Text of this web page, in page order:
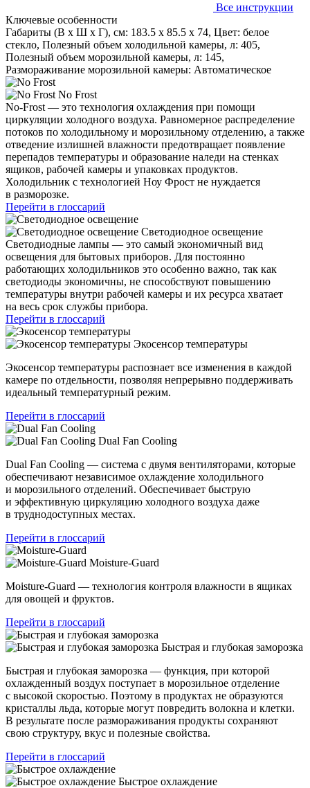
Все инструкции
Ключевые особенности
Габариты (В х Ш х Г), см: 183.5 х 85.5 х 74, Цвет: белое
стекло, Полезный объем холодильной камеры, л: 405,
Полезный объем морозильной камеры, л: 145,
Размораживание морозильной камеры: Автоматическое
No Frost
No-Frost — это технология охлаждения при помощи
циркуляции холодного воздуха. Равномерное распределение
потоков по холодильному и морозильному отделению, а также
отведение излишней влажности предотвращает появление
перепадов температуры и образование наледи на стенках
ящиков, рабочей камеры и упаковках продуктов.
Холодильник с технологией Ноу Фрост не нуждается
в разморозке.
Перейти в глоссарий
Светодиодное освещение
Светодиодные лампы — это самый экономичный вид
освещения для бытовых приборов. Для постоянно
работающих холодильников это особенно важно, так как
светодиоды экономичны, не способствуют повышению
температуры внутри рабочей камеры и их ресурса хватает
на весь срок службы прибора.
Перейти в глоссарий
Экосенсор температуры
Экосенсор температуры распознает все изменения в каждой
камере по отдельности, позволяя непрерывно поддерживать
идеальный температурный режим.
Перейти в глоссарий
Dual Fan Cooling
Dual Fan Cooling — система с двумя вентиляторами, которые
обеспечивают независимое охлаждение холодильного
и морозильного отделений. Обеспечивает быструю
и эффективную циркуляцию холодного воздуха даже
в труднодоступных местах.
Перейти в глоссарий
Moisture-Guard
Moisture-Guard — технология контроля влажности в ящиках
для овощей и фруктов.
Перейти в глоссарий
Быстрая и глубокая заморозка
Быстрая и глубокая заморозка — функция, при которой
охлажденный воздух поступает в морозильное отделение
с высокой скоростью. Поэтому в продуктах не образуются
кристаллы льда, которые могут повредить волокна и клетки.
В результате после размораживания продукты сохраняют
свою структуру, вкус и полезные свойства.
Перейти в глоссарий
Быстрое охлаждение